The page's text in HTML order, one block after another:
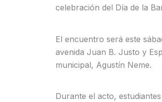
celebración del Día de la
El encuentro será este
avenida Juan B. Justo y
municipal, Agustín Neme.
Durante el acto,